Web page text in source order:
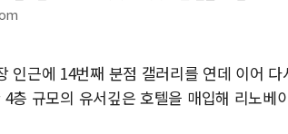
인근에 14번째 분점 갤러리를 연데 이어 다
층 규모의 유서깊은 호텔을 매입해 리노베